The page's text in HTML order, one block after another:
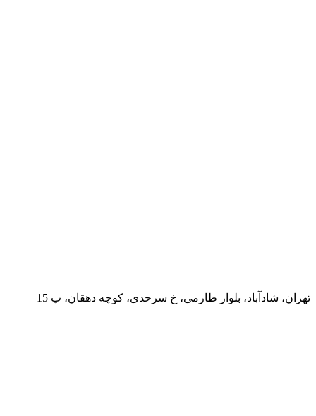
تهران، شادآباد، بلوار طارمی، خ سرحدی، کوچه دهقان، پ 15